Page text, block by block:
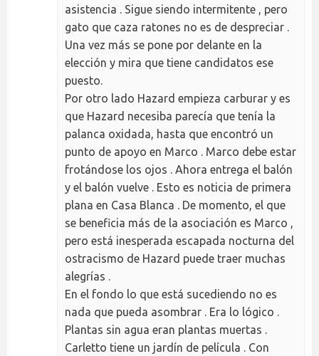
asistencia . Sigue siendo intermitente , pero
gato que caza ratones no es de despreciar .
Una vez más se pone por delante en la
elección y mira que tiene candidatos ese
puesto.
Por otro lado Hazard empieza carburar y es
que Hazard necesiba parecía que tenía la
palanca oxidada, hasta que encontró un
punto de apoyo en Marco . Marco debe estar
frotándose los ojos . Ahora entrega el balón
y el balón vuelve . Esto es noticia de primera
plana en Casa Blanca . De momento, el que
se beneficia más de la asociación es Marco ,
pero está inesperada escapada nocturna del
ostracismo de Hazard puede traer muchas
alegrías .
En el fondo lo que está sucediendo no es
nada que pueda asombrar . Era lo lógico .
Plantas sin agua eran plantas muertas .
Carletto tiene un jardín de película . Con